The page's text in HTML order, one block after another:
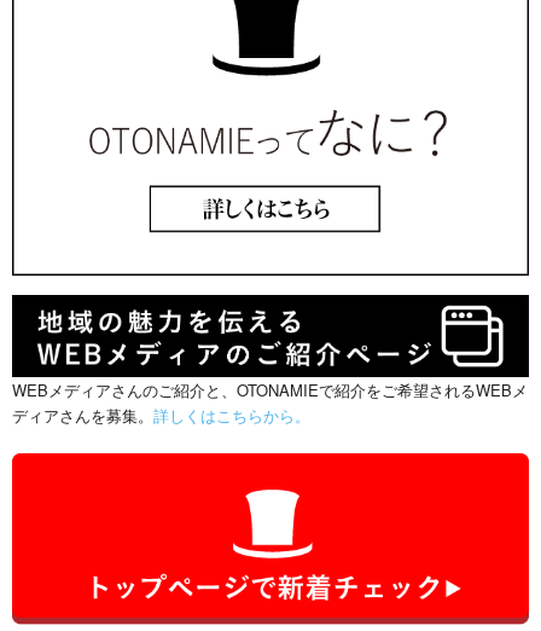
WEBメディアさんのご紹介と、OTONAMIEで紹介をご希望されるWEBメ
ディアさんを募集。 詳しくはこちらから。